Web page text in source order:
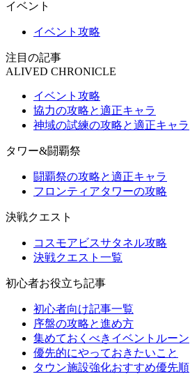
イベント
イベント攻略
注目の記事
ALIVED CHRONICLE
イベント攻略
協力の攻略と適正キャラ
神域の試練の攻略と適正キャラ
タワー&闘覇祭
闘覇祭の攻略と適正キャラ
フロンティアタワーの攻略
決戦クエスト
コスモアビスサタネル攻略
決戦クエスト一覧
初心者お役立ち記事
初心者向け記事一覧
序盤の攻略と進め方
集めておくべきイベントルーン
優先的にやっておきたいこと
タウン施設強化おすすめ優先順